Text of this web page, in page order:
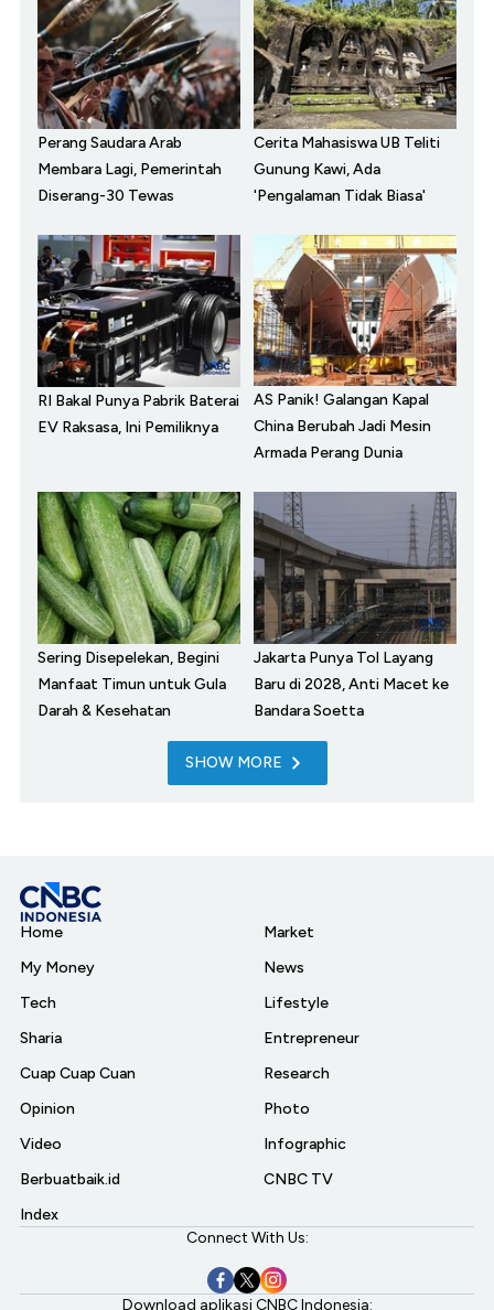
Perang Saudara Arab
Membara Lagi, Pemerintah
Diserang-30 Tewas
Cerita Mahasiswa UB Teliti
Gunung Kawi, Ada
'Pengalaman Tidak Biasa'
RI Bakal Punya Pabrik Baterai
EV Raksasa, Ini Pemiliknya
AS Panik! Galangan Kapal
China Berubah Jadi Mesin
Armada Perang Dunia
Sering Disepelekan, Begini
Manfaat Timun untuk Gula
Darah & Kesehatan
Jakarta Punya Tol Layang
Baru di 2028, Anti Macet ke
Bandara Soetta
SHOW MORE
Home
My Money
Tech
Sharia
Cuap Cuap Cuan
Opinion
Video
Berbuatbaik.id
Index
Market
News
Lifestyle
Entrepreneur
Research
Photo
Infographic
CNBC TV
Connect With Us:
Download aplikasi CNBC Indonesia: